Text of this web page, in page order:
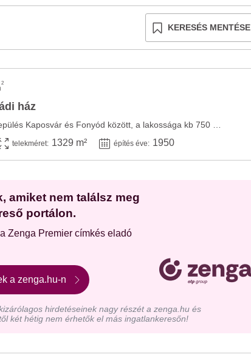
KERESÉS MENTÉSE
2
ház
telekméret: 1329 m² építés éve: 1950
amiket nem találsz meg
portálon.
Zenga Premier címkés eladó
a zenga.hu-n
hirdetéseinek nagy részét a zenga.hu és
két hétig nem érhetők el más ingatlankeresőn!